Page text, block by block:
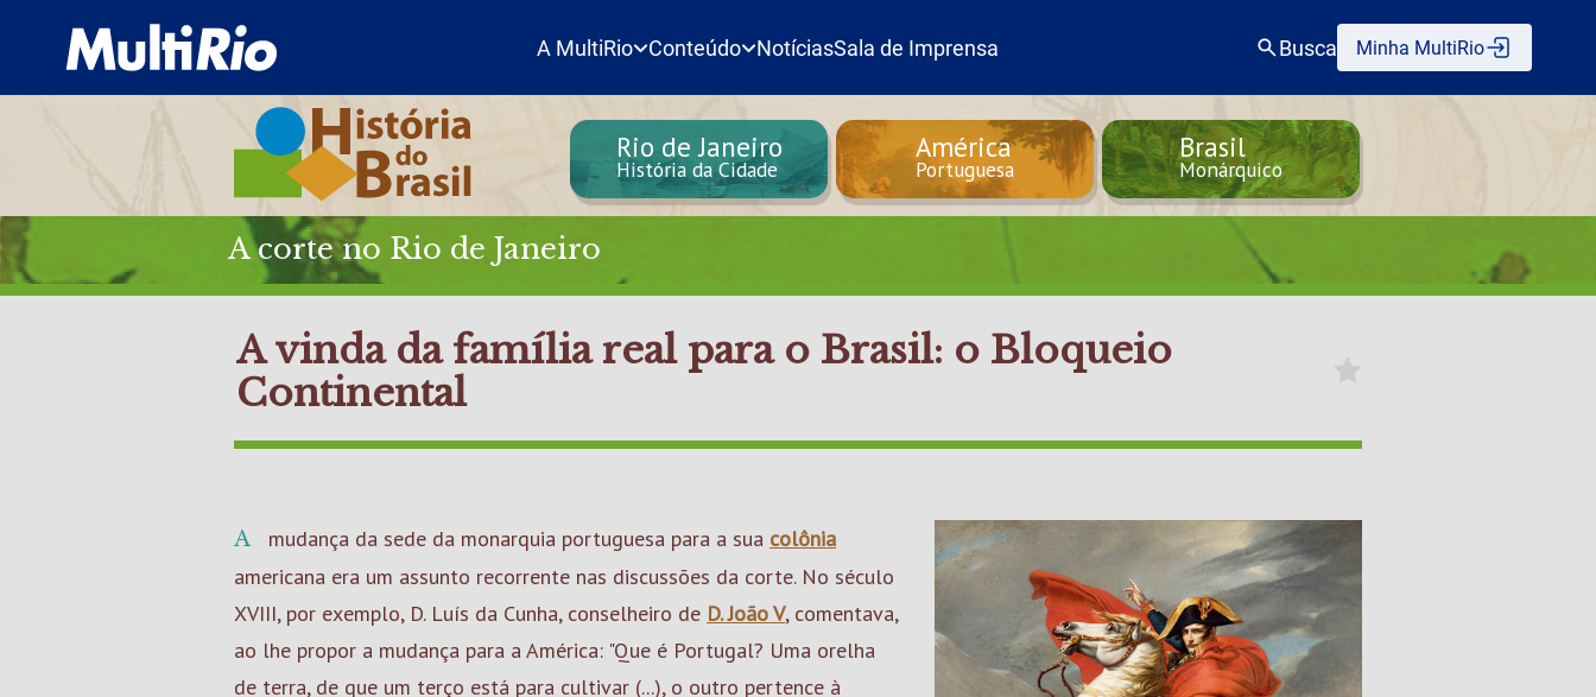
A MultiRio Conteúdo NotíciasSala de Imprensa Busca Minha MultiRio
Rio de Janeiro
História da Cidade
América
Portuguesa
Brasil
Monárquico
A corte no Rio de Janeiro
A vinda da família real para o Brasil: o Bloqueio
Continental
A mudança da sede da monarquia portuguesa para a sua colônia
americana era um assunto recorrente nas discussões da corte. No século
XVIII, por exemplo, D. Luís da Cunha, conselheiro de D. João V, comentava,
ao lhe propor a mudança para a América: "Que é Portugal? Uma orelha
de terra, de que um terço está para cultivar (...), o outro pertence à